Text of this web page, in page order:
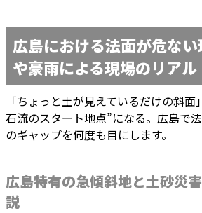
広島における法面が危な
や豪雨による現場のリアル
「ちょっと土が見えているだけの斜
石流のスタート地点”になる。広島で
のギャップを何度も目にします。
広島特有の急傾斜地と土砂災
説